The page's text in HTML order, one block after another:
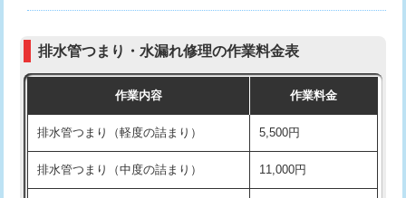
追加人工 16,500円
現場見積
※給水管工事は20mmまでの価格です。
交換・取付（その他部品） 11,000円+材料費
持込商品取付（単水栓） 13,200円
持込商品取付（混合水栓） 16,500円
持込商品取付（浄水器・分岐水栓） 16,500円
給水管工事※（ホール加工) 16,500円
排水管つまり・水漏れ修理の作業料金表
作業内容 作業料金
排水管つまり（軽度の詰まり） 5,500円
排水管つまり（中度の詰まり） 11,000円